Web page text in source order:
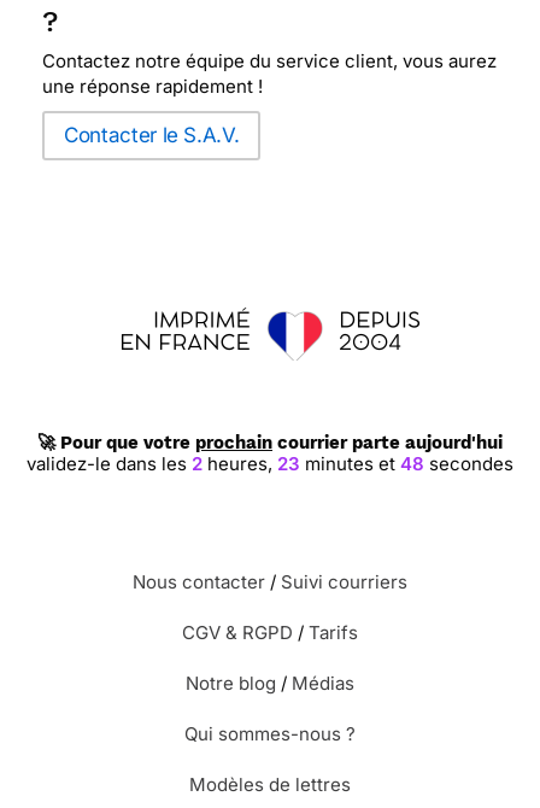
?
Contactez notre équipe du service client, vous aurez
une réponse rapidement !
Contacter le S.A.V.
🚀 Pour que votre prochain courrier parte aujourd'hui
validez-le dans les 2 heures, 23 minutes et47 secondes
Nous contacter / Suivi courriers
CGV & RGPD / Tarifs
Notre blog / Médias
Qui sommes-nous ?
Modèles de lettres